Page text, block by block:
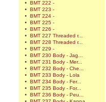
•
BMT 222 -
•
BMT 223 -
•
BMT 224 -
•
BMT 225 -
•
BMT 226 -
•
BMT 227 Threaded r...
•
BMT 228 Threaded r...
•
BMT 229 -
•
BMT 230 Body - Jag...
•
BMT 231 Body - Mer...
•
BMT 232 Body - Che...
•
BMT 233 Body - Lola
•
BMT 234 Body - Fer...
•
BMT 235 Body - For...
•
BMT 236 Body - Peu...